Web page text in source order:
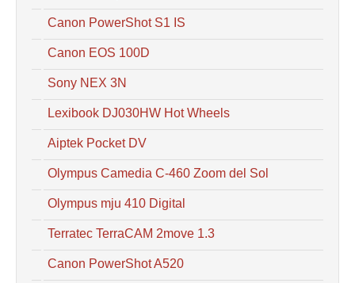
Canon PowerShot S1 IS
Canon EOS 100D
Sony NEX 3N
Lexibook DJ030HW Hot Wheels
Aiptek Pocket DV
Olympus Camedia C-460 Zoom del Sol
Olympus mju 410 Digital
Terratec TerraCAM 2move 1.3
Canon PowerShot A520